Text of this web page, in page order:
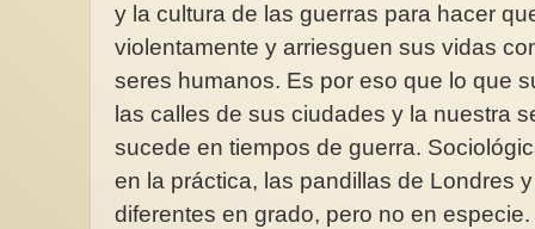
y la cultura de las guerras para hacer
violentamente y arriesguen sus vidas
seres humanos. Es por eso que lo que
las calles de sus ciudades y la nuestra
sucede en tiempos de guerra.
en la práctica, las pandillas de Londres
diferentes en grado, pero no en